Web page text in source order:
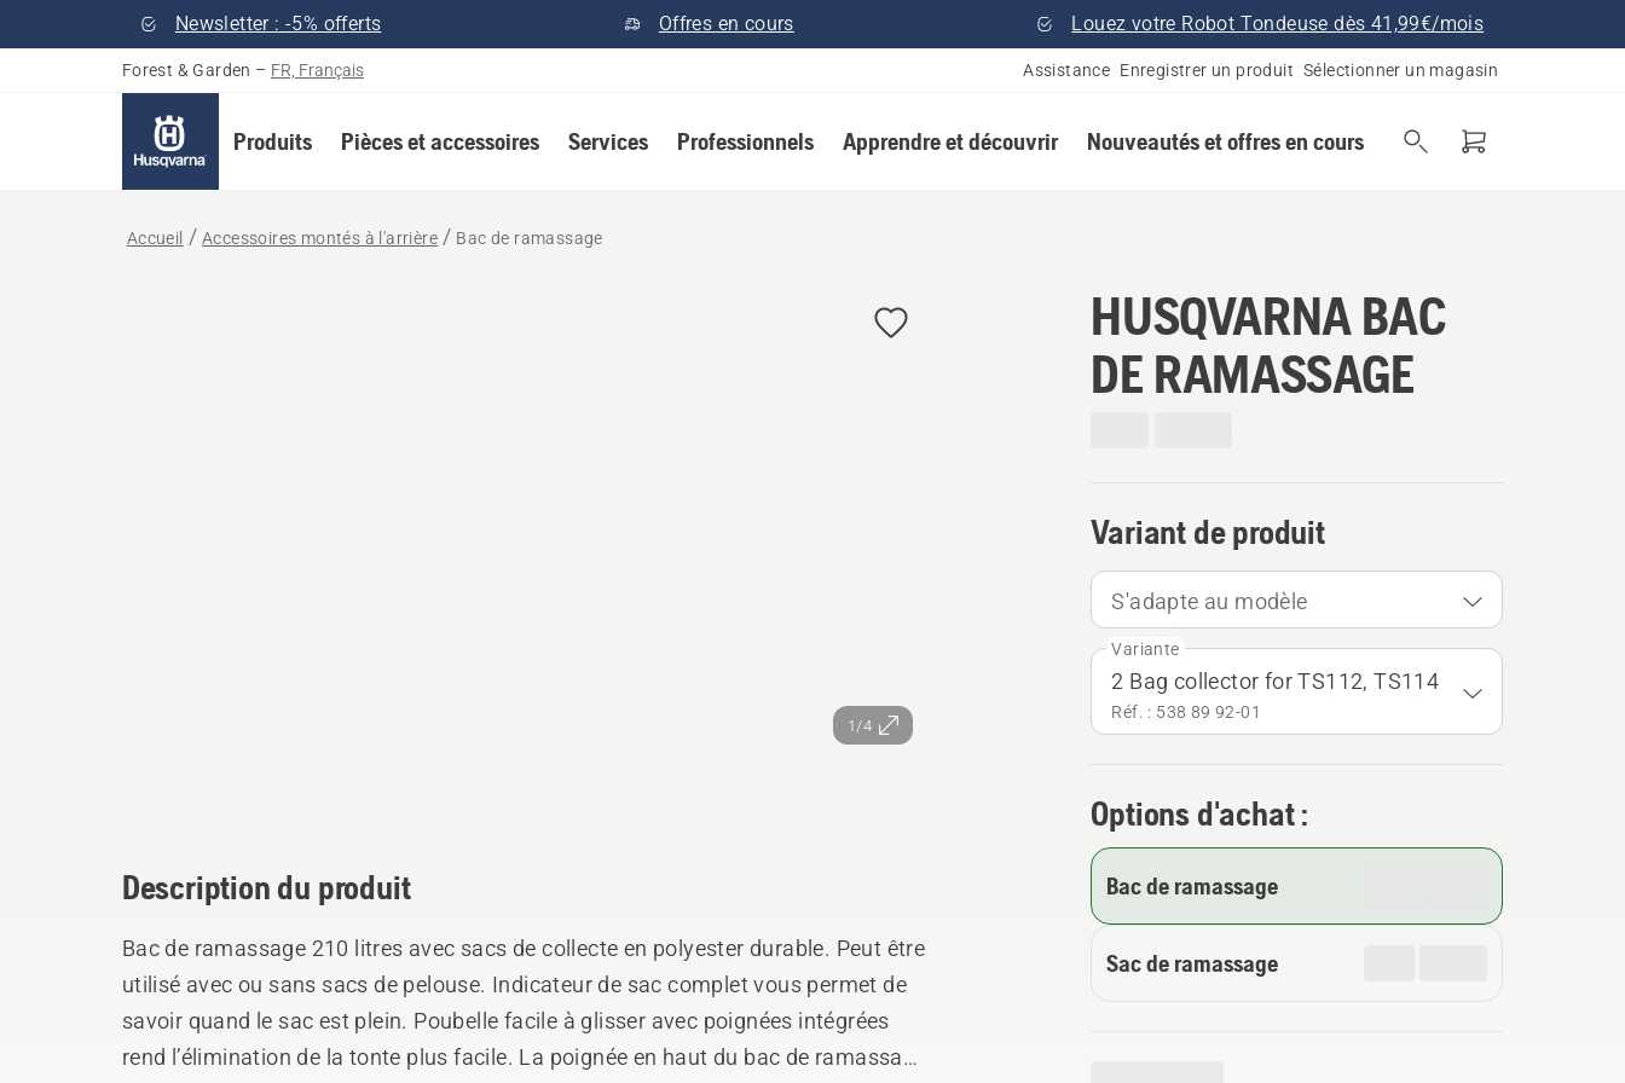
Newsletter : -5% offerts Offres en cours Louez votre Robot Tondeuse dès 41,99€/mois
Forest & Garden – FR, Français Assistance Enregistrer un produit Sélectionner un magasin
Produits Pièces et accessoires Services Professionnels Apprendre et découvrir Nouveautés et offres en cours
Accueil Accessoires montés à l'arrière Bac de ramassage
1/4
HUSQVARNA BAC
DE RAMASSAGE
Variant de produit
S'adapte au modèle
Variante
2 Bag collector for TS112, TS114
Réf. : 538 89 92‑01
Options d'achat :
Bac de ramassage
Sac de ramassage
Description du produit
Bac de ramassage 210 litres avec sacs de collecte en polyester durable. Peut être
utilisé avec ou sans sacs de pelouse. Indicateur de sac complet vous permet de
savoir quand le sac est plein. Poubelle facile à glisser avec poignées intégrées
rend l’élimination de la tonte plus facile. La poignée en haut du bac de ramassage